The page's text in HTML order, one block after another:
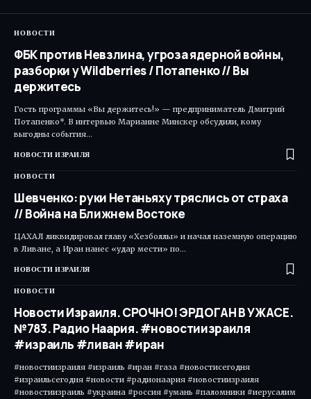
НОВОСТИ
ФБК против Невзлина, угроза ядерной войны,
разборки у Wildberries / Потапенко // Вы
держитесь
Гость программы «Вы держитесь!» — предприниматель Дмитрий
Потапенко*. В интервью Марианне Минскер обсудили, кому
выгодны события…
НОВОСТИ ИЗРАИЛЯ
НОВОСТИ
Шевченко: руки Нетаньяху тряслись от страха
// Война на Ближнем Востоке
ЦАХАЛ ликвидировал главу «Хезболлы» и начал наземную операцию
в Ливане, а Иран нанес «удар мести» по…
НОВОСТИ ИЗРАИЛЯ
НОВОСТИ
Новости Израиля. СРОЧНО! ЭРДОГАН В УЖАСЕ.
№783. Радио Наария. #новостиизраиля
#израиль #ливан #иран
#новостиизраиля #израиль #иран #газа #новостисегодня
#израильсегодня #новости #радионаария #новостиизраиля
#новостиизраиль #украина #россия #умань #паломники #иерусалим